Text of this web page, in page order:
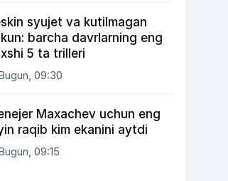
syujet va kutilmagan
barcha davrlarning eng
5 ta trilleri
09:30
Maxachev uchun eng
raqib kim ekanini aytdi
09:15